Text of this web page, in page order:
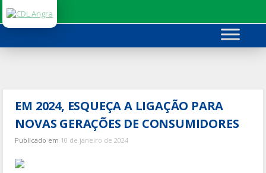
para
conteúdo
EM 2024, ESQUEÇA A LIGAÇÃO PARA
NOVAS GERAÇÕES DE CONSUMIDORES
Publicado em 10 de janeiro de 2024